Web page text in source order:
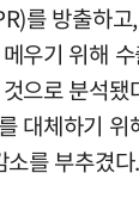
를 방출하
우기 위해
으로 분석
대체하기
를 부추겼다.